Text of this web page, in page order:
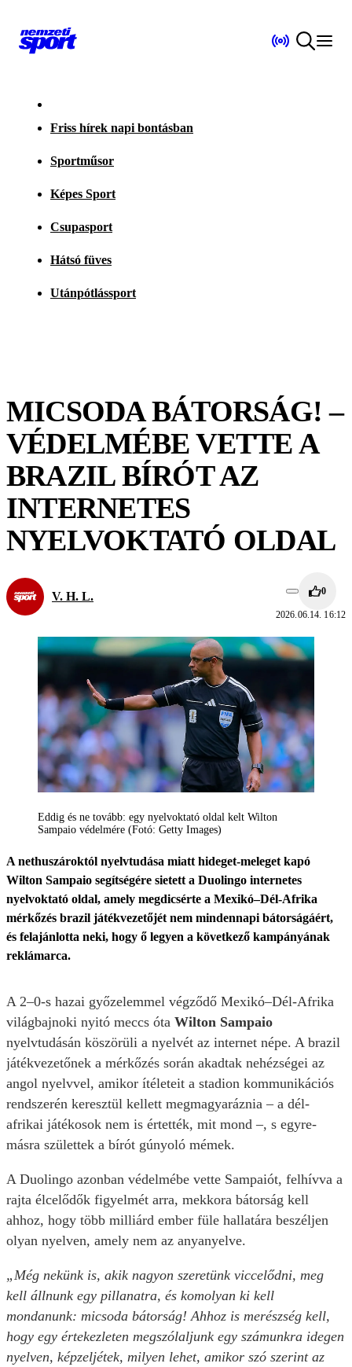
Friss hírek napi bontásban
Sportműsor
Képes Sport
Csupasport
Hátsó füves
Utánpótlássport
MICSODA BÁTORSÁG! –
VÉDELMÉBE VETTE A
BRAZIL BÍRÓT AZ
INTERNETES
NYELVOKTATÓ OLDAL
V. H. L. 0
2026.06.14. 16:12
Eddig és ne tovább: egy nyelvoktató oldal kelt Wilton
Sampaio védelmére (Fotó: Getty Images)
A nethuszároktól nyelvtudása miatt hideget-meleget kapó
Wilton Sampaio segítségére sietett a Duolingo internetes
nyelvoktató oldal, amely megdicsérte a Mexikó–Dél-Afrika
mérkőzés brazil játékvezetőjét nem mindennapi bátorságáért,
és felajánlotta neki, hogy ő legyen a következő kampányának
reklámarca.
A 2–0-s hazai győzelemmel végződő Mexikó–Dél-Afrika
világbajnoki nyitó meccs óta Wilton Sampaio
nyelvtudásán köszörüli a nyelvét az internet népe. A brazil
játékvezetőnek a mérkőzés során akadtak nehézségei az
angol nyelvvel, amikor ítéleteit a stadion kommunikációs
rendszerén keresztül kellett megmagyaráznia – a dél-
afrikai játékosok nem is értették, mit mond –, s egyre-
másra születtek a bírót gúnyoló mémek.
A Duolingo azonban védelmébe vette Sampaiót, felhívva a
rajta élcelődők figyelmét arra, mekkora bátorság kell
ahhoz, hogy több milliárd ember füle hallatára beszéljen
olyan nyelven, amely nem az anyanyelve.
„Még nekünk is, akik nagyon szeretünk viccelődni, meg
kell állnunk egy pillanatra, és komolyan ki kell
mondanunk: micsoda bátorság! Ahhoz is merészség kell,
hogy egy értekezleten megszólaljunk egy számunkra idegen
nyelven, képzeljétek, milyen lehet, amikor szó szerint az